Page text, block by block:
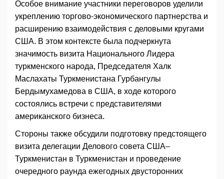
Особое внимание участники переговоров уделили
укреплению торгово-экономического партнерства и
расширению взаимодействия с деловыми кругами
США. В этом контексте была подчеркнута
значимость визита Национального Лидера
туркменского народа, Председателя Халк
Маслахаты Туркменистана Гурбангулы
Бердымухамедова в США, в ходе которого
состоялись встречи с представителями
американского бизнеса.
Стороны также обсудили подготовку предстоящего
визита делегации Делового совета США–
Туркменистан в Туркменистан и проведение
очередного раунда ежегодных двусторонних